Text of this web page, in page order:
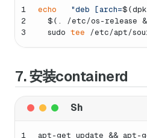
1
2
3
echo "deb [arch=
$(. /etc/os-release
  sudo
tee /etc/apt/
7. 安装containerd
1
apt-get update &&